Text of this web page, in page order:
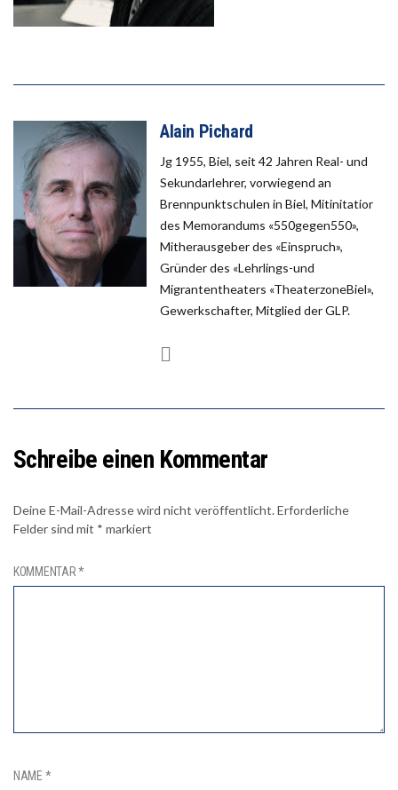
Alain Pichard
Jg 1955, Biel, seit 42 Jahren Real- und
Sekundarlehrer, vorwiegend an
Brennpunktschulen in Biel, Mitinitatior
des Memorandums «550gegen550»,
Mitherausgeber des «Einspruch»,
Gründer des «Lehrlings-und
Migrantentheaters «TheaterzoneBiel»,
Gewerkschafter, Mitglied der GLP.
Schreibe einen Kommentar
Deine E-Mail-Adresse wird nicht veröffentlicht.Erforderliche
Felder sind mit * markiert
KOMMENTAR*
NAME *